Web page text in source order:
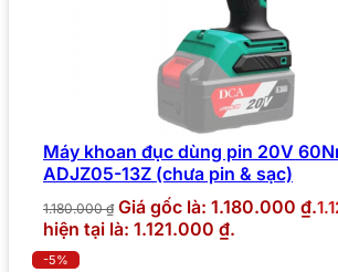
Máy khoan đục dùng pin 20V
ADJZ05-13Z (chưa pin & sạc)
1.180.000₫ Giá gốc là: 1.180.000 ₫.
hiện tại là: 1.121.000 ₫.
-5%